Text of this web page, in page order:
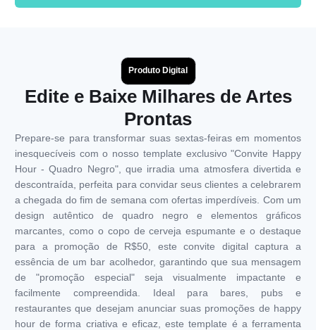
Produto Digital
Edite e Baixe Milhares de Artes
Prontas
Prepare-se para transformar suas sextas-feiras em momentos
inesquecíveis com o nosso template exclusivo "Convite Happy
Hour - Quadro Negro", que irradia uma atmosfera divertida e
descontraída, perfeita para convidar seus clientes a celebrarem
a chegada do fim de semana com ofertas imperdíveis. Com um
design autêntico de quadro negro e elementos gráficos
marcantes, como o copo de cerveja espumante e o destaque
para a promoção de R$50, este convite digital captura a
essência de um bar acolhedor, garantindo que sua mensagem
de "promoção especial" seja visualmente impactante e
facilmente compreendida. Ideal para bares, pubs e
restaurantes que desejam anunciar suas promoções de happy
hour de forma criativa e eficaz, este template é a ferramenta